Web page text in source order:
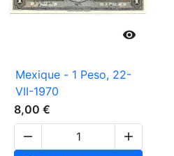

Mexique - 1 Peso, 22-
VII-1970
8,00 €

